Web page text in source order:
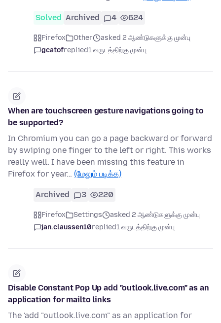
Solved Archived 4 624
Firefox Other
asked 2 ஆண்டுகளுக்கு முன்பு
gcatofreplied1 வருடத்திற்கு முன்பு
When are touchscreen gesture navigations going to
be supported?
In Chromium you can go a page backward or forward
by swiping one finger to the left or right. This works
really well. I have been missing this feature in
Firefox for year… (மேலும் படிக்க)
Archived 3 220
Firefox Settings
asked 2 ஆண்டுகளுக்கு முன்பு
jan.claussen10replied1 வருடத்திற்கு முன்பு
Disable Constant Pop Up add "outlook.live.com" as an
application for mailto links
The 'add "outlook.live.com" as an application for